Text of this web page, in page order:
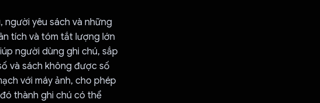
yêu sách và những
tích và tóm tắt lượng lớn
người dùng ghi chú, sắp
và sách không được số
với máy ảnh, cho phép
thành ghi chú có thể